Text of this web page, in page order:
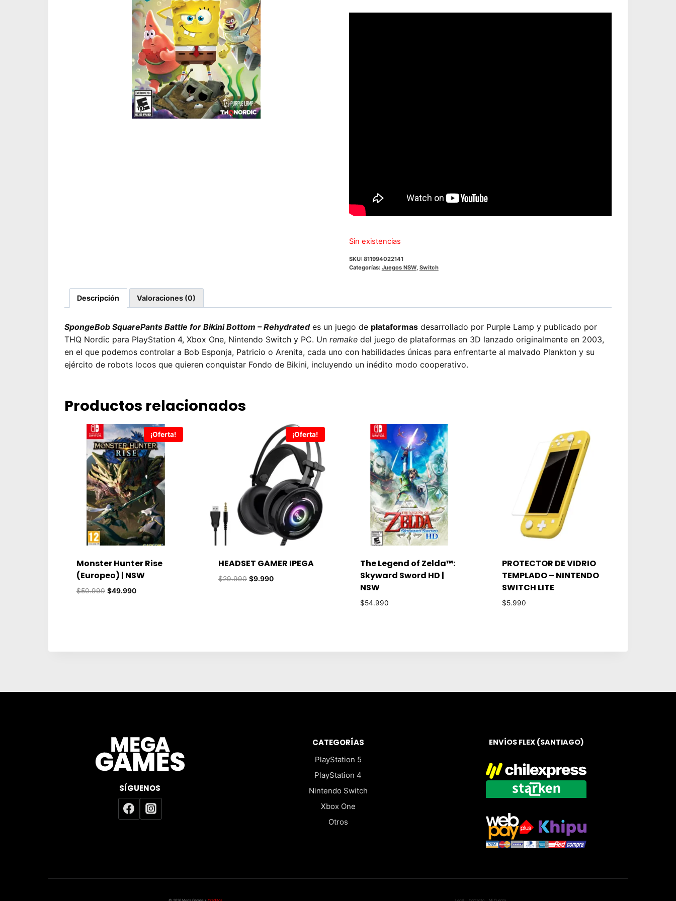
Sin existencias
SKU: 811994022141
Categorías: Juegos NSW, Switch
Descripción Valoraciones (0)
SpongeBob SquarePants Battle for Bikini Bottom – Rehydratedes un juego de plataformas desarrollado por Purple Lamp y publicado por
THQ Nordic para PlayStation 4, Xbox One, Nintendo Switch y PC. Un remake del juego de plataformas en 3D lanzado originalmente en 2003,
en el que podemos controlar a Bob Esponja, Patricio o Arenita, cada uno con habilidades únicas para enfrentarte al malvado Plankton y su
ejército de robots locos que quieren conquistar Fondo de Bikini, incluyendo un inédito modo cooperativo.
Productos relacionados
¡Oferta!
Monster Hunter Rise
(Europeo) | NSW
$50.990 El
$49.990El
¡Oferta!
HEADSET GAMER IPEGA
$29.990 El
$9.990El
The Legend of Zelda™:
Skyward Sword HD |
NSW
$54.990
PROTECTOR DE VIDRIO
TEMPLADO – NINTENDO
SWITCH LITE
$5.990
SÍGUENOS
CATEGORÍAS
PlayStation 5
PlayStation 4
Nintendo Switch
Xbox One
Otros
ENVÍOS FLEX (SANTIAGO)